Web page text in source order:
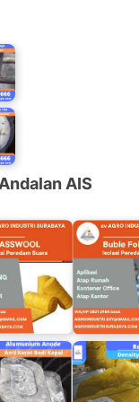
AIS